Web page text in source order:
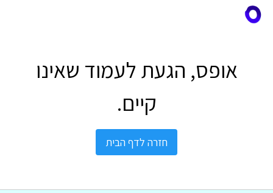
אופס, הגעת לעמוד שאינו
קיים.
חזרה לדף הבית